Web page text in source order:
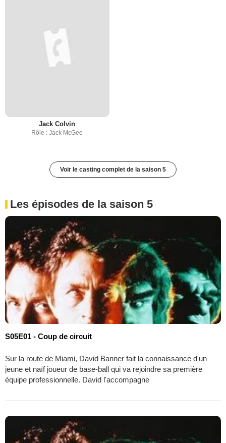
Jack Colvin
Rôle : Jack McGee
Voir le casting complet de la saison 5
Les épisodes de la saison 5
S05E01 - Coup de circuit
Sur la route de Miami, David Banner fait la connaissance d'un
jeune et naïf joueur de base-ball qui va rejoindre sa première
équipe professionnelle. David l'accompagne